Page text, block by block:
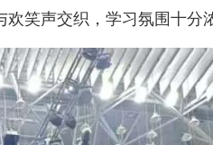
笑声交织，学习氛围十分